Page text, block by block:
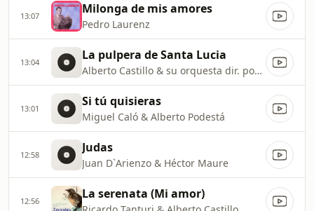
13:07 Milonga de mis amores
Pedro Laurenz
13:04 La pulpera de Santa Lucia
Alberto Castillo & su orquesta dir. por Emilio Balcarce
13:01 Si tú quisieras
Miguel Caló & Alberto Podestá
12:58 Judas
Juan D`Arienzo & Héctor Maure
12:56 La serenata (Mi amor)